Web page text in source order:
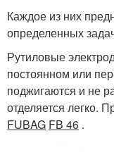
Каждое из них
определенных
Рутиловые
постоянном или
поджигаются и не
отделяется легко.
FUBAG FB 46 .